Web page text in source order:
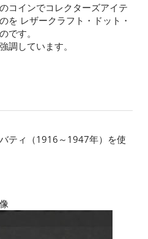
コインでコレクターズアイテ
を レザークラフト・ドット・
です。
調しています。
ティ（1916～1947年）を使